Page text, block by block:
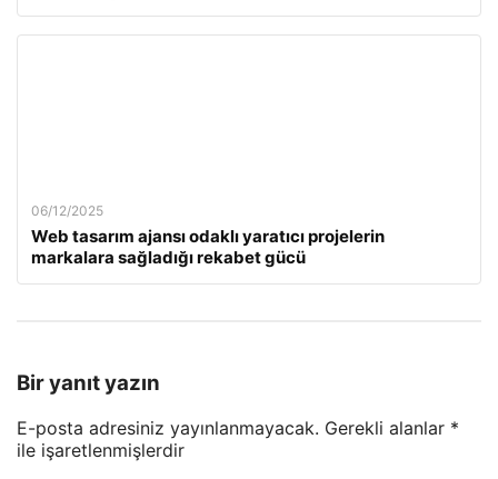
06/12/2025
Web tasarım ajansı odaklı yaratıcı projelerin
markalara sağladığı rekabet gücü
Bir yanıt yazın
E-posta adresiniz yayınlanmayacak. Gerekli alanlar *
ile işaretlenmişlerdir